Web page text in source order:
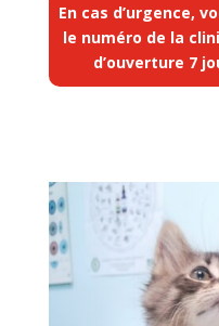
En cas d’urgence,
le numéro de la
d’ouverture 7